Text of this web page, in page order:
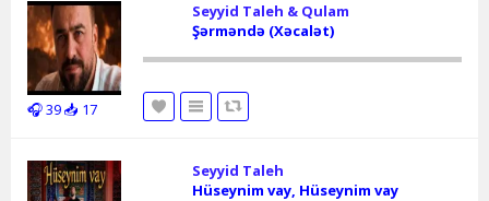
🎧 39📥 17
Seyyid Taleh & Qulam
Şərməndə (Xəcalət)
Seyyid Taleh
Hüseynim vay, Hüseynim vay